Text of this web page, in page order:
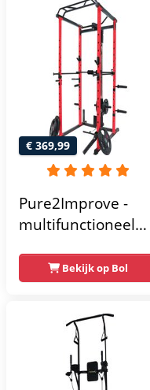
€ 369,99
Pure2Improve -
multifunctioneel
krachtstation -
home gym -
215x111x142
Bekijk op Bol